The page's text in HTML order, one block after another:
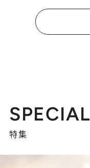
SPECIAL
特集